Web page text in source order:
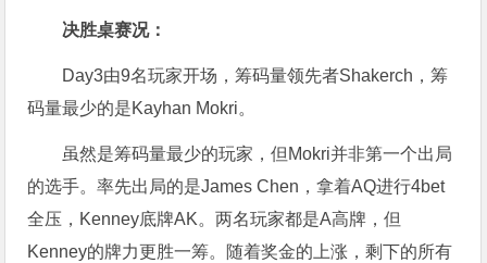
决胜桌赛况：
Day3由9名玩家开场，筹码量领先者Shakerch，筹
码量最少的是Kayhan Mokri。
虽然是筹码量最少的玩家，但Mokri并非第一个出局
的选手。率先出局的是James Chen，拿着AQ进行4bet
全压，Kenney底牌AK。两名玩家都是A高牌，但
Kenney的牌力更胜一筹。随着奖金的上涨，剩下的所有